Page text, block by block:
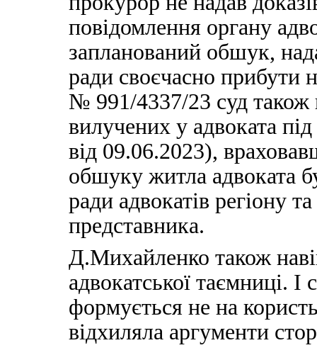
повідомлення органу
запланований обшук,
ради своєчасно прибути
№ 991/4337/23 суд також
вилучених у адвоката
від 09.06.2023),
обшуку житла адвоката
ради адвокатів регіону
представника.
Д.Михайленко також
адвокатської таємниці.
формується не на
відхиляла аргументи